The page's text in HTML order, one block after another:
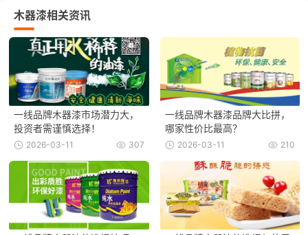
木器漆相关资讯
一线品牌木器漆市场潜力大，
投资者需谨慎选择！
307
2026-03-11
一线品牌木器漆品牌大比拼，
哪家性价比最高？
210
2026-03-11